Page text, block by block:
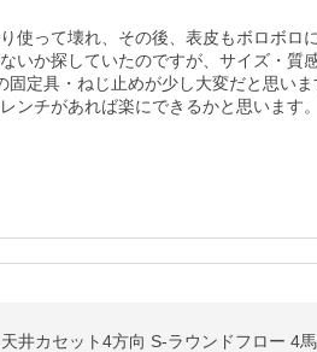
使って壊れ、その後、表皮もボロボロに
いか探していたのですが、サイズ・質
定具・ねじ止めが少し大変だと思い
ンチがあれば楽にできるかと思います。
井カセット4方向 S-ラウンドフロー 4